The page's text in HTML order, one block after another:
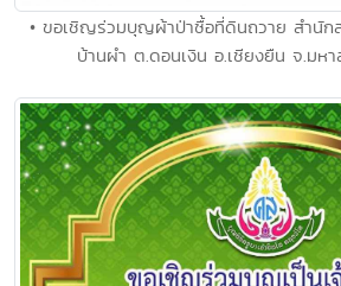
• ขอเชิญร่วมบุญผ้าป่าซื้อที่ดินถวาย สำนัก
บ้านผำ ต.ดอนเงิน อ.เชียงยืน จ.มห